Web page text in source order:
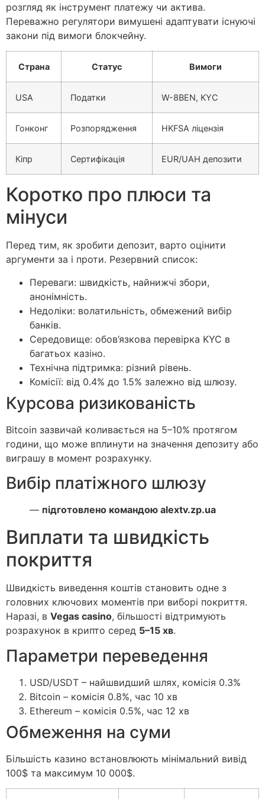
розгляд як інструмент платежу чи актива.
Переважно регулятори вимушені адаптувати існуючі
закони під вимоги блокчейну.
Страна Статус Вимоги
USA Податки W-8BEN, KYC
Гонконг Розпорядження HKFSA ліцензія
Кіпр Сертифікація EUR/UAH депозити
Коротко про плюси та
мінуси
Перед тим, як зробити депозит, варто оцінити
аргументи за і проти. Резервний список:
Переваги: швидкість, найнижчі збори,
анонімність.
Недоліки: волатильність, обмежений вибір
банків.
Середовище: обов’язкова перевірка KYC в
багатьох казіно.
Технічна підтримка: різний рівень.
Комісії: від 0.4% до 1.5% залежно від шлюзу.
Курсова ризикованість
Bitcoin зазвичай коливається на 5–10% протягом
години, що може вплинути на значення депозиту або
виграшу в момент розрахунку.
Вибір платіжного шлюзу
— підготовлено командою alextv.zp.ua
Виплати та швидкість
покриття
Швидкість виведення коштів становить одне з
головних ключових моментів при виборі покриття.
Наразі, в Vegas casino, більшості відтримують
розрахунок в крипто серед 5–15 хв.
Параметри переведення
USD/USDT – найшвидший шлях, комісія 0.3%
Bitcoin – комісія 0.8%, час 10 хв
Ethereum – комісія 0.5%, час 12 хв
Обмеження на суми
Більшість казино встановлюють мінімальний вивід
100$ та максимум 10 000$.